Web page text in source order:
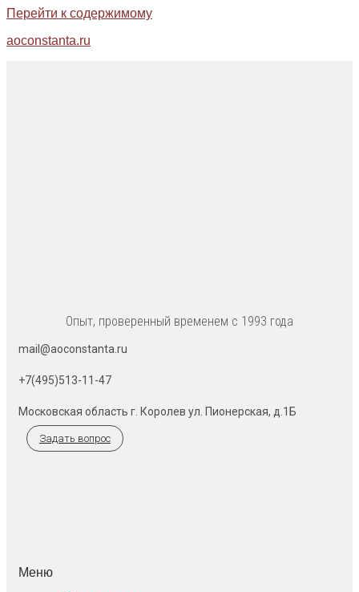
Перейти к содержимому
aoconstanta.ru
Опыт, проверенный временем с 1993 года
mail@aoconstanta.ru
+7(495)513-11-47
Московская область г. Королев ул. Пионерская, д.1Б
Задать вопрос
Меню